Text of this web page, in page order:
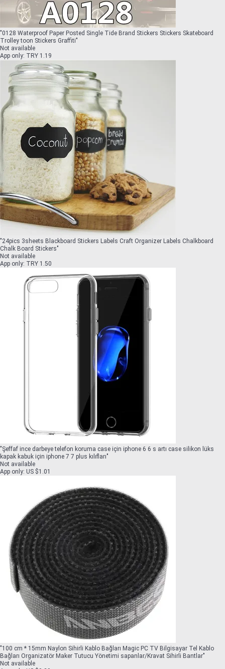
"0128 Waterproof Paper Posted Single Tide Brand Stickers Stickers Skateboard
Trolley toon Stickers Graffiti"
Not available
App only: TRY 1.19
"24pics 3sheets Blackboard Stickers Labels Craft Organizer Labels Chalkboard
Chalk Board Stickers"
Not available
App only: TRY 1.50
"Şeffaf ince darbeye telefon koruma case için iphone 6 6 s artı case silikon lüks
kapak kabuk için iphone 7 7 plus kılıfları"
Not available
App only: US $1.01
"100 cm * 15mm Naylon Sihirli Kablo Bağları Magic PC TV Bilgisayar Tel Kablo
Bağları Organizatör Maker Tutucu Yönetimi sapanlar/Kravat Sihirli Bantlar"
Not available